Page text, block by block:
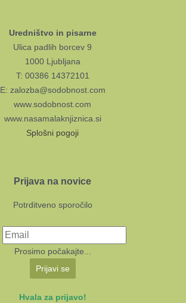
Uredništvo in pisarne
Ulica padlih borcev 9
1000 Ljubljana
T: 00386 14372101
E: zalozba@sodobnost.com
www.sodobnost.com
www.nasamalaknjiznica.si
Splošni pogoji
Prijava na novice
Potrditveno sporočilo
Prosimo počakajte...
Prijavi se
Hvala za prijavo!